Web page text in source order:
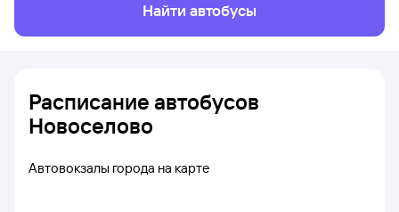
Найти автобусы
Расписание автобусов
Новоселово
Автовокзалы города на карте